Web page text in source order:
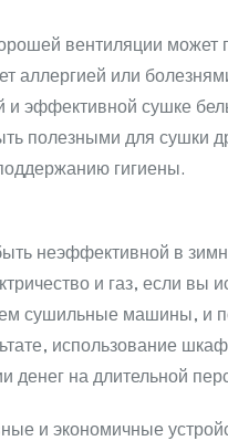
вентиляции может
аллергией или
эффективной сушке
полезными для сушки
гигиены.
неэффективной в
и газ, если
сушильные машины, и
использование
денег на длительной
и экономичные